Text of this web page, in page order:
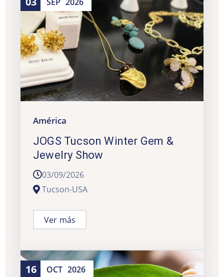
América
JOGS Tucson Winter Gem &
Jewelry Show
03/09/2026
Tucson-USA
Ver más
16 OCT 2026